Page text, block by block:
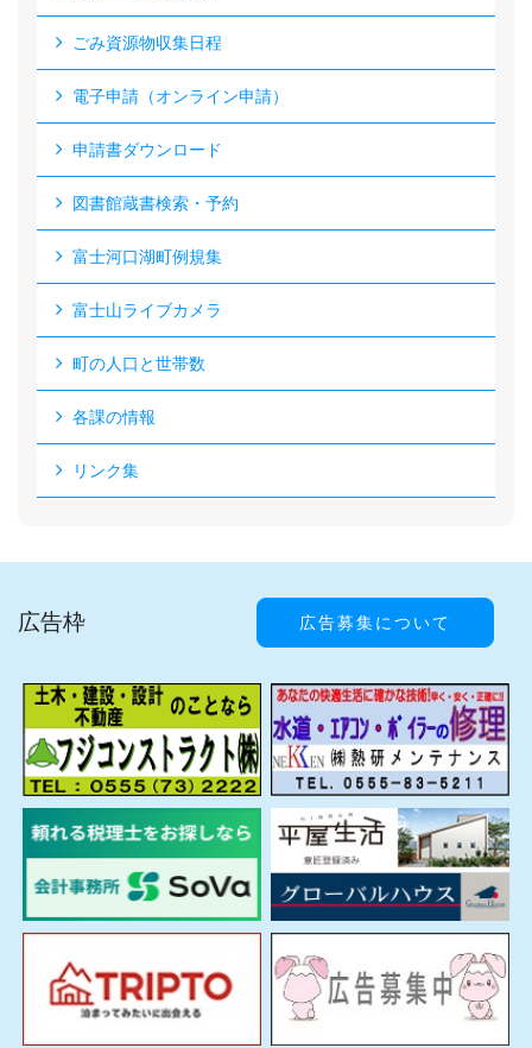
ごみ資源物収集日程
電子申請（オンライン申請）
申請書ダウンロード
図書館蔵書検索・予約
富士河口湖町例規集
富士山ライブカメラ
町の人口と世帯数
各課の情報
リンク集
広告枠 広告募集について